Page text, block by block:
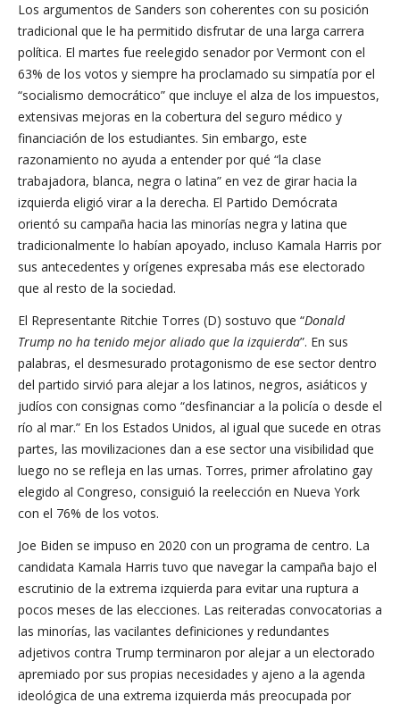
Los argumentos de Sanders son coherentes con su posición
tradicional que le ha permitido disfrutar de una larga carrera
política. El martes fue reelegido senador por Vermont con el
63% de los votos y siempre ha proclamado su simpatía por el
“socialismo democrático” que incluye el alza de los impuestos,
extensivas mejoras en la cobertura del seguro médico y
financiación de los estudiantes. Sin embargo, este
razonamiento no ayuda a entender por qué “la clase
trabajadora, blanca, negra o latina” en vez de girar hacia la
izquierda eligió virar a la derecha. El Partido Demócrata
orientó su campaña hacia las minorías negra y latina que
tradicionalmente lo habían apoyado, incluso Kamala Harris por
sus antecedentes y orígenes expresaba más ese electorado
que al resto de la sociedad.
El Representante Ritchie Torres (D) sostuvo que “Donald
Trump no ha tenido mejor aliado que la izquierda”. En sus
palabras, el desmesurado protagonismo de ese sector dentro
del partido sirvió para alejar a los latinos, negros, asiáticos y
judíos con consignas como “desfinanciar a la policía o desde el
río al mar.” En los Estados Unidos, al igual que sucede en otras
partes, las movilizaciones dan a ese sector una visibilidad que
luego no se refleja en las urnas. Torres, primer afrolatino gay
elegido al Congreso, consiguió la reelección en Nueva York
con el 76% de los votos.
Joe Biden se impuso en 2020 con un programa de centro. La
candidata Kamala Harris tuvo que navegar la campaña bajo el
escrutinio de la extrema izquierda para evitar una ruptura a
pocos meses de las elecciones. Las reiteradas convocatorias a
las minorías, las vacilantes definiciones y redundantes
adjetivos contra Trump terminaron por alejar a un electorado
apremiado por sus propias necesidades y ajeno a la agenda
ideológica de una extrema izquierda más preocupada por